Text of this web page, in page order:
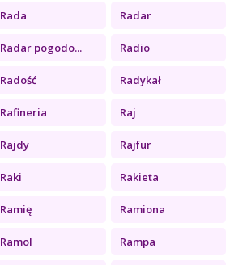
Rada Radar
Radar pogodo... Radio
Radość Radykał
Rafineria Raj
Rajdy Rajfur
Raki Rakieta
Ramię Ramiona
Ramol Rampa